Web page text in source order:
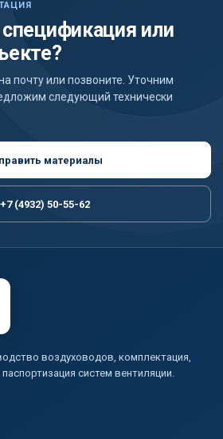
или
почту или позвоните. Уточним
следующий технически
материалы
+7 (4932) 50-55-62
воздуховодов, комплектация,
систем вентиляции.